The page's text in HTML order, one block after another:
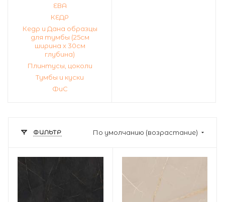
ЕВА
КЕДР
Кедр и Дана образцы
для тумбы (25см
ширина х 30см
глубина)
Плинтусы, цоколи
Тумбы и куски
ФиС
ФИЛЬТР По умолчанию (возрастание)